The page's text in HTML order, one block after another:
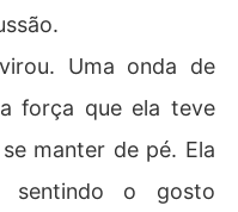
Uma onda de
força que ela teve
manter de pé. Ela
sentindo o gosto